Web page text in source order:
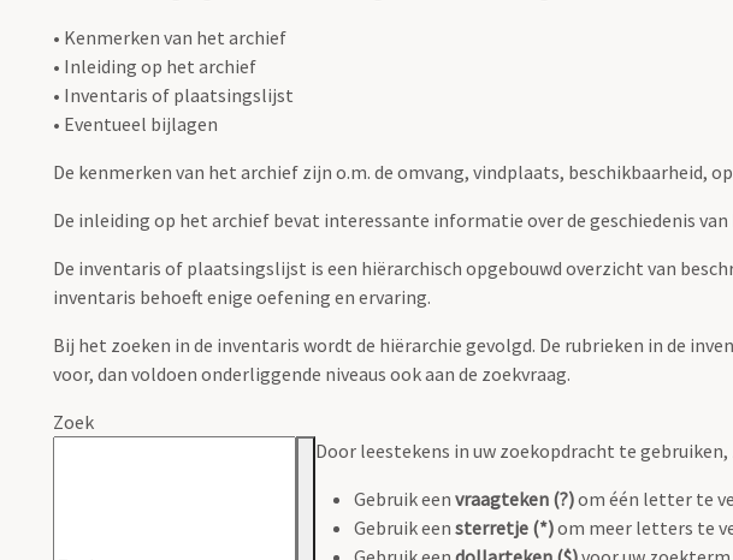
• Kenmerken van het archief
• Inleiding op het archief
• Inventaris of plaatsingslijst
• Eventueel bijlagen
De kenmerken van het archief zijn o.m. de omvang, vindplaats, beschikbaarheid,
De inleiding op het archief bevat interessante informatie over de geschiedenis
De inventaris of plaatsingslijst is een hiërarchisch opgebouwd overzicht van
inventaris behoeft enige oefening en ervaring.
Bij het zoeken in de inventaris wordt de hiërarchie gevolgd. De rubrieken in de
voor, dan voldoen onderliggende niveaus ook aan de zoekvraag.
Zoek
Door leestekens in uw zoekopdracht te
Gebruik een vraagteken (?)om één letter te
Gebruik een sterretje (*)om meer letters te